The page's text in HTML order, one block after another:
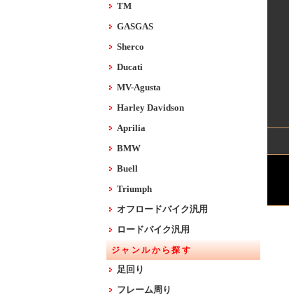
TM
GASGAS
Sherco
Ducati
MV-Agusta
Harley Davidson
Aprilia
BMW
Buell
Triumph
オフロードバイク汎用
ロードバイク汎用
ジャンルから探す
足回り
フレーム周り